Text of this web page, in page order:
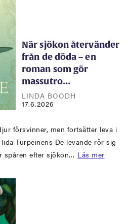
När sjökon återvänder
från de döda – en
roman som gör
massutro…
LINDA BOODH
17.6.2026
försvinner, men fortsätter leva i
Turpeinens De levande rör sig
spåren efter sjökon… Läs mer